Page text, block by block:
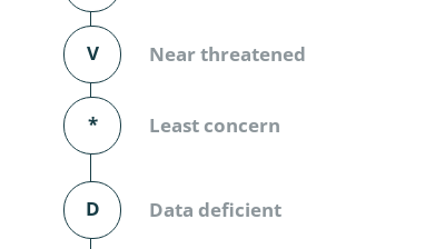
V Near threatened
* Least concern
D Data deficient